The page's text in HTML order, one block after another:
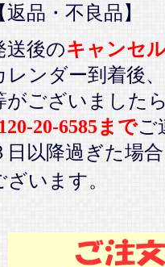
返品・不良品】
送後のキャンセ
レンダー到着後、
がございました
20-6585までご
日以降過ぎた場
ざいます。